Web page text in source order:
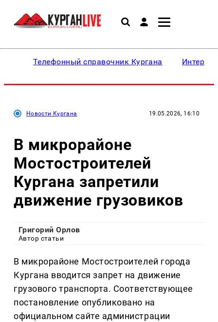
Телефонный справочник Кургана
Новости Кургана 19.05.2026, 16:10
В микрорайоне
Мостостроителей
Кургана запретили
движение грузовиков
Григорий Орлов
Автор статьи
В микрорайоне Мостостроителей города
Кургана вводится запрет на движение
грузового транспорта. Соответствующее
постановление опубликовано на
официальном сайте администрации